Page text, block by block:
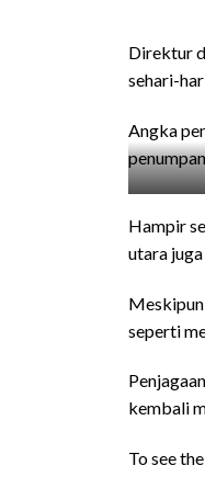
Direktur
sehari-
Angka
Hampir
utara
Meskipun
seperti
kembali
To see